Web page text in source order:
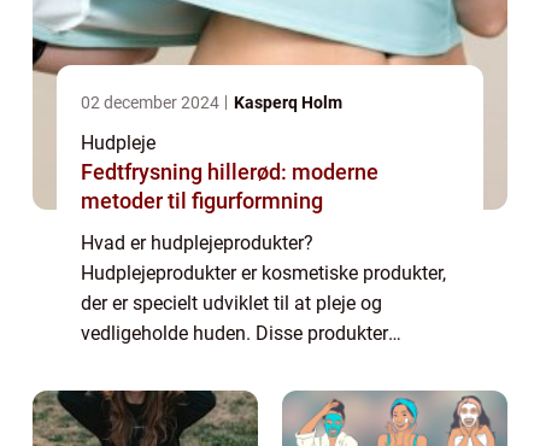
02 december 2024 Kasperq Holm
Hudpleje
Fedtfrysning hillerød: moderne
metoder til figurformning
Hvad er hudplejeprodukter?
Hudplejeprodukter er kosmetiske produkter,
der er specielt udviklet til at pleje og
vedligeholde huden. Disse produkter
fugtighedscreme til mere specialiserede ting
som ansigtsmasker...